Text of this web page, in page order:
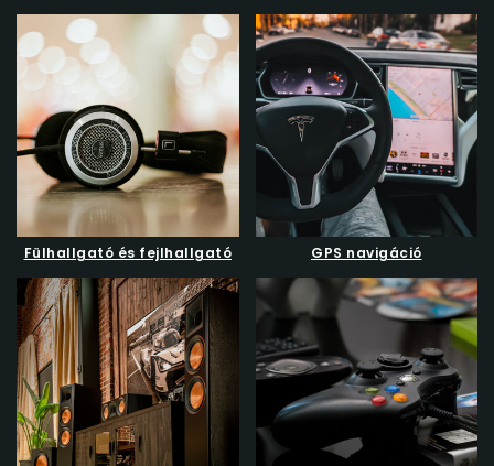
Fülhallgató és fejlhallgató GPS navigáció